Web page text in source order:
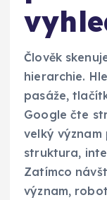
Člověk
hierarchie.
pasáže,
Google čte
velký
struktura,
Zatímco
význam,